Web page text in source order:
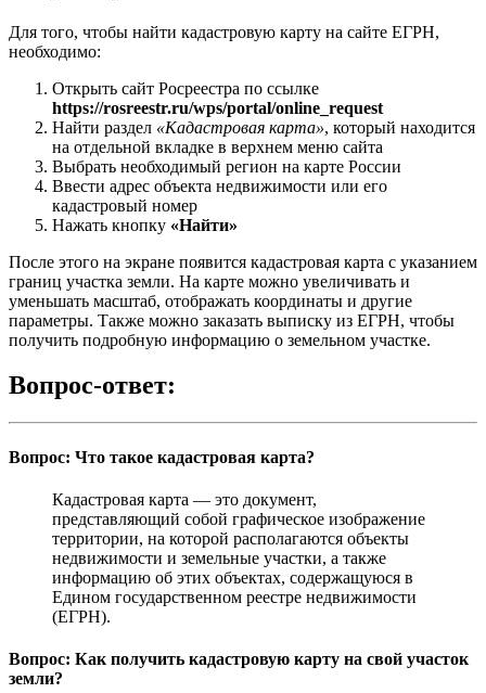
Для того, чтобы найти кадастровую карту на сайте ЕГРН,
необходимо:
Открыть сайт Росреестра по ссылке
https://rosreestr.ru/wps/portal/online_request
Найти раздел «Кадастровая карта», который находится
на отдельной вкладке в верхнем меню сайта
Выбрать необходимый регион на карте России
Ввести адрес объекта недвижимости или его
кадастровый номер
Нажать кнопку «Найти»
После этого на экране появится кадастровая карта с указанием
границ участка земли. На карте можно увеличивать и
уменьшать масштаб, отображать координаты и другие
параметры. Также можно заказать выписку из ЕГРН, чтобы
получить подробную информацию о земельном участке.
Вопрос-ответ:
Вопрос: Что такое кадастровая карта?
Кадастровая карта — это документ,
представляющий собой графическое изображение
территории, на которой располагаются объекты
недвижимости и земельные участки, а также
информацию об этих объектах, содержащуюся в
Едином государственном реестре недвижимости
(ЕГРН).
Вопрос: Как получить кадастровую карту на свой участок
земли?